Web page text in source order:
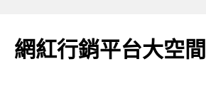
網紅行銷平台大空間